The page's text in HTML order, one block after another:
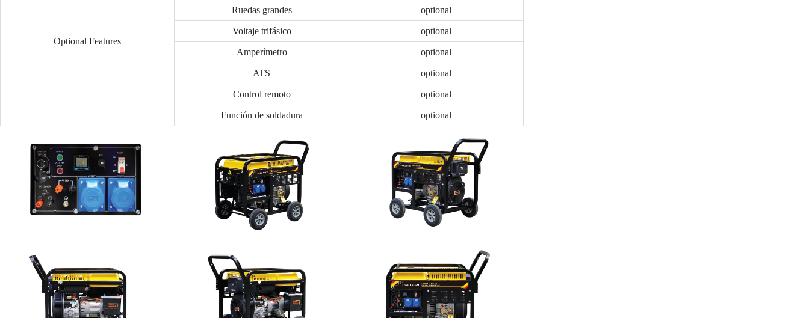
Optional Features
Ruedas grandes optional
Voltaje trifásico optional
Amperímetro optional
ATS optional
Control remoto optional
Función de soldadura optional